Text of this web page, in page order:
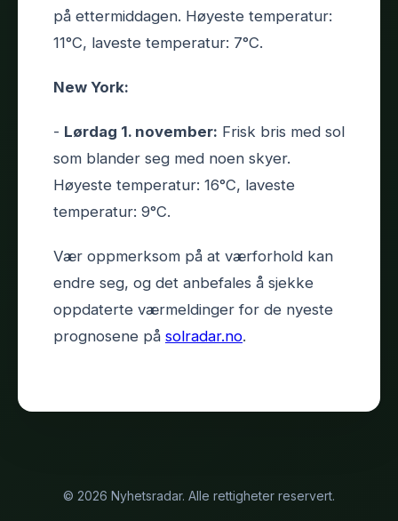
på ettermiddagen. Høyeste temperatur:
11°C, laveste temperatur: 7°C.
New York:
- Lørdag 1. november: Frisk bris med sol
som blander seg med noen skyer.
Høyeste temperatur: 16°C, laveste
temperatur: 9°C.
Vær oppmerksom på at værforhold kan
endre seg, og det anbefales å sjekke
oppdaterte værmeldinger for de nyeste
prognosene på solradar.no.
© 2026 Nyhetsradar. Alle rettigheter reservert.